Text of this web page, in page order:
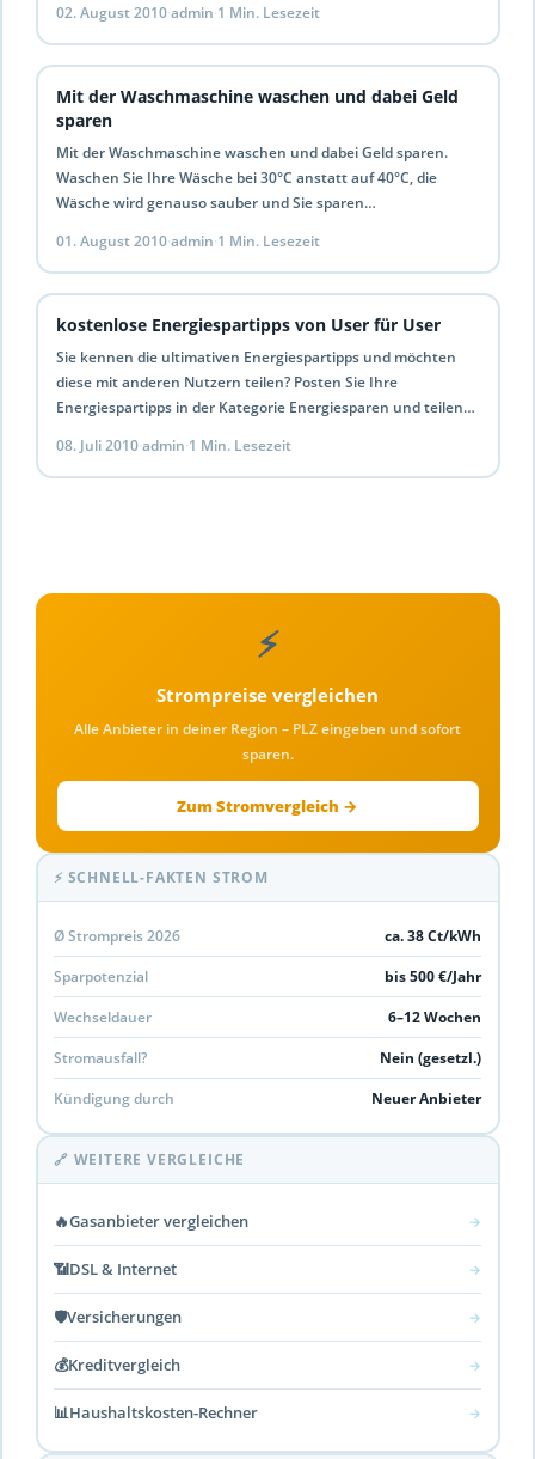
02. August 2010·admin·1 Min. Lesezeit
Mit der Waschmaschine waschen und dabei Geld
sparen
Mit der Waschmaschine waschen und dabei Geld sparen.
Waschen Sie Ihre Wäsche bei 30°C anstatt auf 40°C, die
Wäsche wird genauso sauber und Sie sparen…
01. August 2010·admin·1 Min. Lesezeit
kostenlose Energiespartipps von User für User
Sie kennen die ultimativen Energiespartipps und möchten
diese mit anderen Nutzern teilen? Posten Sie Ihre
Energiespartipps in der Kategorie Energiesparen und teilen
08. Juli 2010·admin·1 Min. Lesezeit
⚡
Strompreise vergleichen
Alle Anbieter in deiner Region – PLZ eingeben und sofort
sparen.
Zum Stromvergleich →
⚡ SCHNELL-FAKTEN STROM
Ø Strompreis 2026
ca. 38 Ct/kWh
Sparpotenzial
bis 500 €/Jahr
Wechseldauer
6–12 Wochen
Stromausfall?
Nein (gesetzl.)
Kündigung durch
Neuer Anbieter
🔗 WEITERE VERGLEICHE
🔥Gasanbieter vergleichen →
📶DSL & Internet →
🛡️Versicherungen →
💰Kreditvergleich →
📊Haushaltskosten-Rechner →